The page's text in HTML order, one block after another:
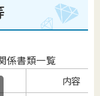
係書類一覧
内容